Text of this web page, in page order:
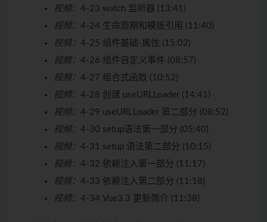
视频： 4-23 watch 监听器 (13:41)
视频： 4-24 生命周期和模版引用 (11:40)
视频： 4-25 组件基础-属性 (15:02)
视频： 4-26 组件自定义事件 (08:57)
视频： 4-27 组合式函数 (10:52)
视频： 4-28 创建 useURLLoader (14:41)
视频： 4-29 useURLLoader 第二部分 (08:52)
视频： 4-30 setup语法第一部分 (05:40)
视频： 4-31 setup 语法第二部分 (10:15)
视频： 4-32 依赖注入第一部分 (11:17)
视频： 4-33 依赖注入第二部分 (11:18)
视频： 4-34 Vue3.3 更新简介 (11:38)